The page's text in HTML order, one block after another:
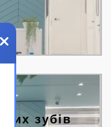
зубів